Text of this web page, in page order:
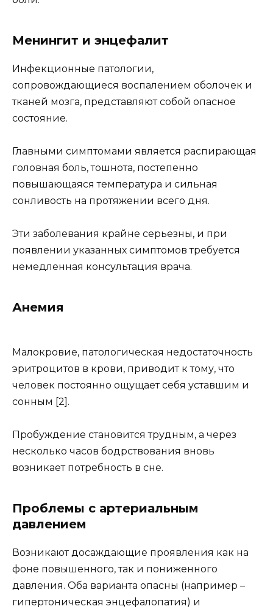
Менингит и энцефалит
Инфекционные патологии,
сопровождающиеся воспалением оболочек и
тканей мозга, представляют собой опасное
состояние.
Главными симптомами является распирающая
головная боль, тошнота, постепенно
повышающаяся температура и сильная
сонливость на протяжении всего дня.
Эти заболевания крайне серьезны, и при
появлении указанных симптомов требуется
немедленная консультация врача.
Анемия
Малокровие, патологическая недостаточность
эритроцитов в крови, приводит к тому, что
человек постоянно ощущает себя уставшим и
сонным [2].
Пробуждение становится трудным, а через
несколько часов бодрствования вновь
возникает потребность в сне.
Проблемы с артериальным
давлением
Возникают досаждающие проявления как на
фоне повышенного, так и пониженного
давления. Оба варианта опасны (например –
гипертоническая энцефалопатия) и